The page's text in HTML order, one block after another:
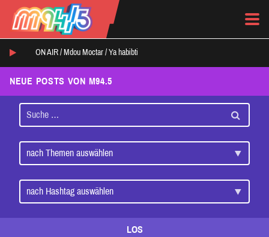
ON AIR / Mdou Moctar / Ya habibti
NEUE POSTS VON M94.5
LOS